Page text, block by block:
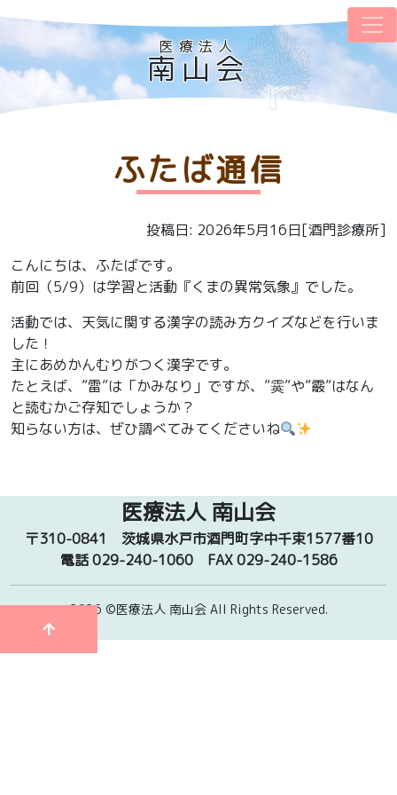
医療法人
南山会
ふたば通信
投稿日: 2026年5月16日[酒門診療所]
こんにちは、ふたばです。
前回（5/9）は学習と活動『くまの異常気象』でした。
活動では、天気に関する漢字の読み方クイズなどを行いま
した！
主にあめかんむりがつく漢字です。
たとえば、”雷”は「かみなり」ですが、”霙”や”霰”はなん
と読むかご存知でしょうか？
知らない方は、ぜひ調べてみてくださいね
医療法人 南山会
〒310-0841 茨城県水戸市酒門町字中千束1577番10
電話 029-240-1060 FAX 029-240-1586
2026 ©医療法人 南山会All Rights Reserved.